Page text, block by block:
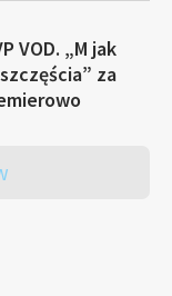
VOD. „M jak
za